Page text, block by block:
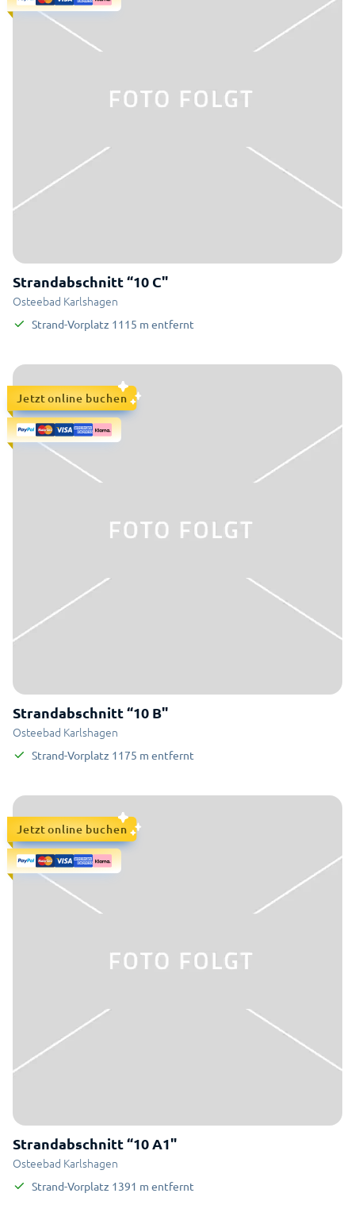
Strandabschnitt “10 C"
Osteebad Karlshagen
Strand-Vorplatz 1115 m entfernt
Strandabschnitt “10 B"
Osteebad Karlshagen
Jetzt online buchen
Strand-Vorplatz 1175 m entfernt
Strandabschnitt “10 A1"
Osteebad Karlshagen
Jetzt online buchen
Strand-Vorplatz 1391 m entfernt